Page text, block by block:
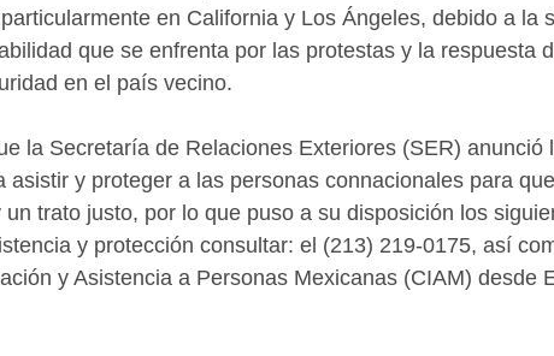
en California y Los Ángeles, debido a la
que se enfrenta por las protestas y la respuesta
en el país vecino.
la Secretaría de Relaciones Exteriores (SER) anunció
asistir y proteger a las personas connacionales para
un trato justo, por lo que puso a su disposición los
y protección consultar: el (213) 219-0175, así
y Asistencia a Personas Mexicanas (CIAM) desde